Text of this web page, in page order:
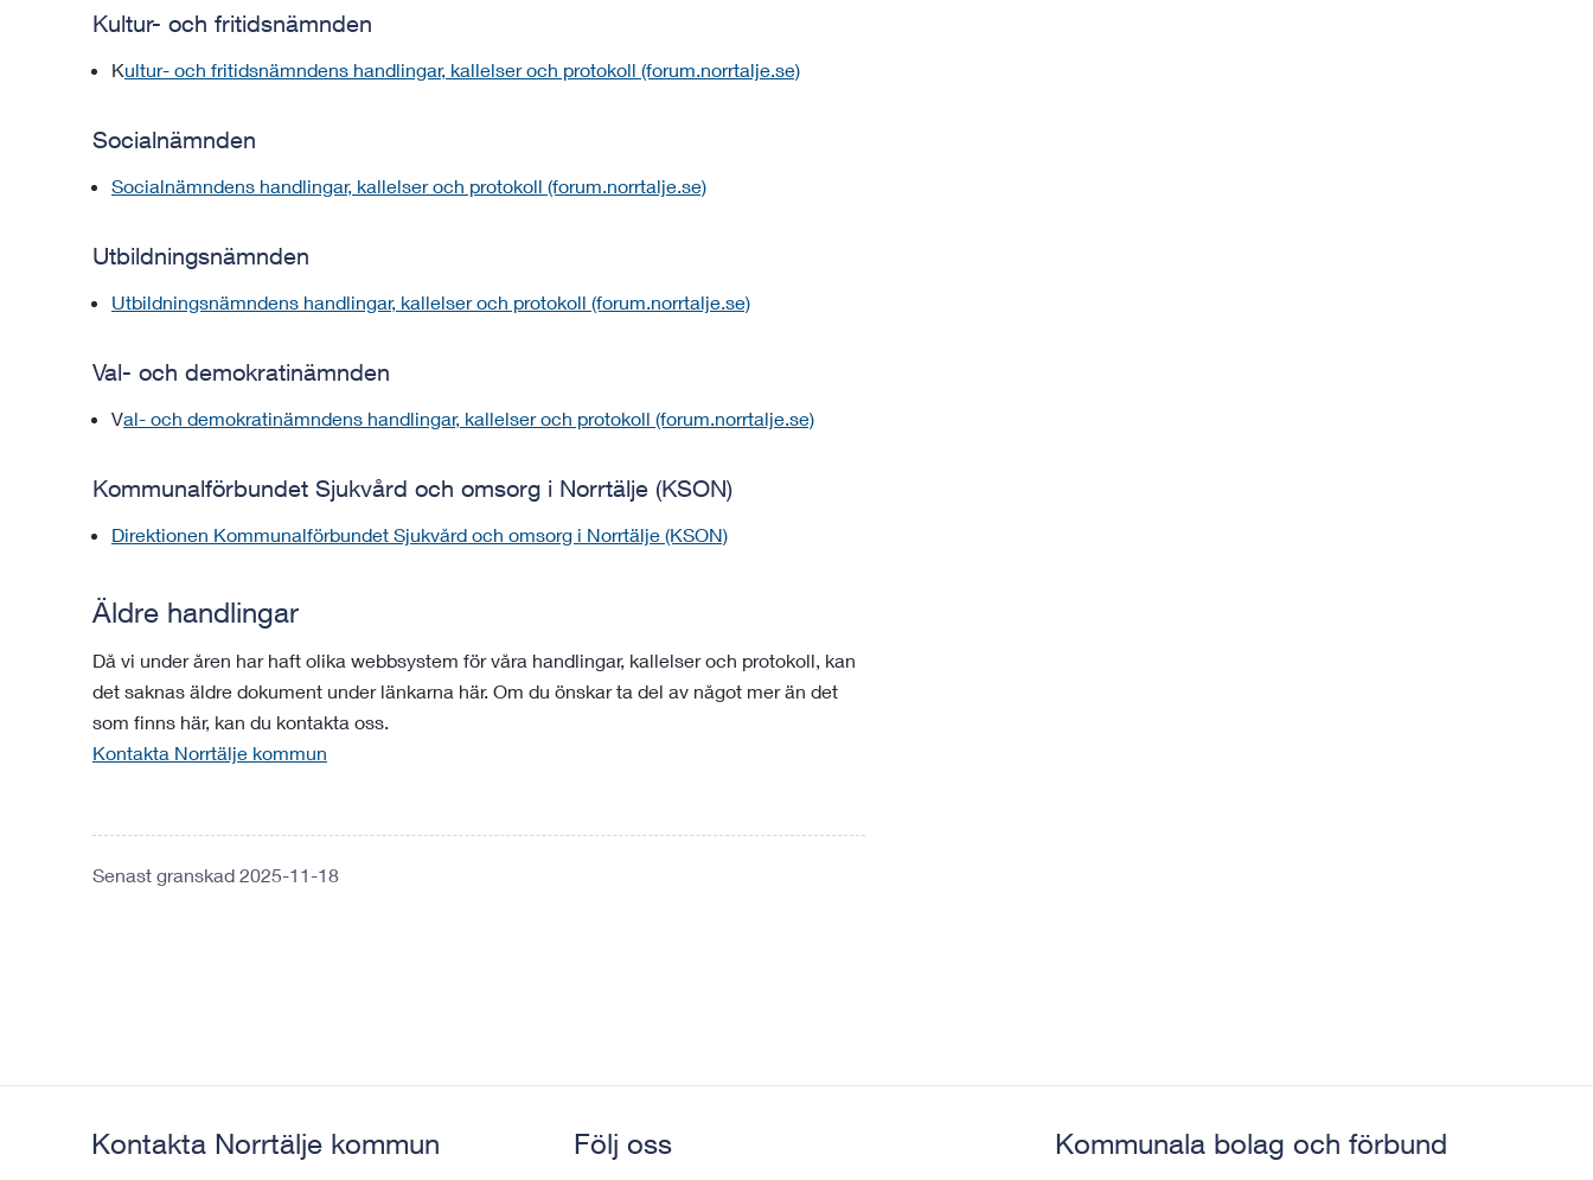
Kultur- och fritidsnämnden
Kultur- och fritidsnämndens handlingar, kallelser och protokoll (forum.norrtalje.se)
Socialnämnden
Socialnämndens handlingar, kallelser och protokoll (forum.norrtalje.se)
Utbildningsnämnden
Utbildningsnämndens handlingar, kallelser och protokoll (forum.norrtalje.se)
Val- och demokratinämnden
Val- och demokratinämndens handlingar, kallelser och protokoll (forum.norrtalje.se)
Kommunalförbundet Sjukvård och omsorg i Norrtälje (KSON)
Direktionen Kommunalförbundet Sjukvård och omsorg i Norrtälje (KSON)
Äldre handlingar
Då vi under åren har haft olika webbsystem för våra handlingar, kallelser och protokoll, kan
det saknas äldre dokument under länkarna här. Om du önskar ta del av något mer än det
som finns här, kan du kontakta oss.
Kontakta Norrtälje kommun
Senast granskad 2025-11-18
Kontakta Norrtälje kommun Följ oss Kommunala bolag och förbund